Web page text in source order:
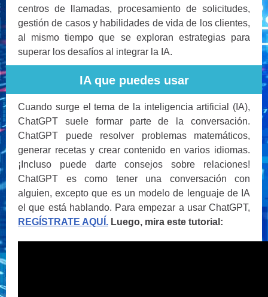
centros de llamadas, procesamiento de solicitudes,
gestión de casos y habilidades de vida de los clientes,
al mismo tiempo que se exploran estrategias para
superar los desafíos al integrar la IA.
IA que puedes usar
Cuando surge el tema de la inteligencia artificial (IA),
ChatGPT suele formar parte de la conversación.
ChatGPT puede resolver problemas matemáticos,
generar recetas y crear contenido en varios idiomas.
¡Incluso puede darte consejos sobre relaciones!
ChatGPT es como tener una conversación con
alguien, excepto que es un modelo de lenguaje de IA
el que está hablando. Para empezar a usar ChatGPT,
REGÍSTRATE AQUÍ. Luego, mira este tutorial: